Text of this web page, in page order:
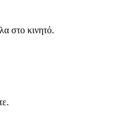
στο κινητό.